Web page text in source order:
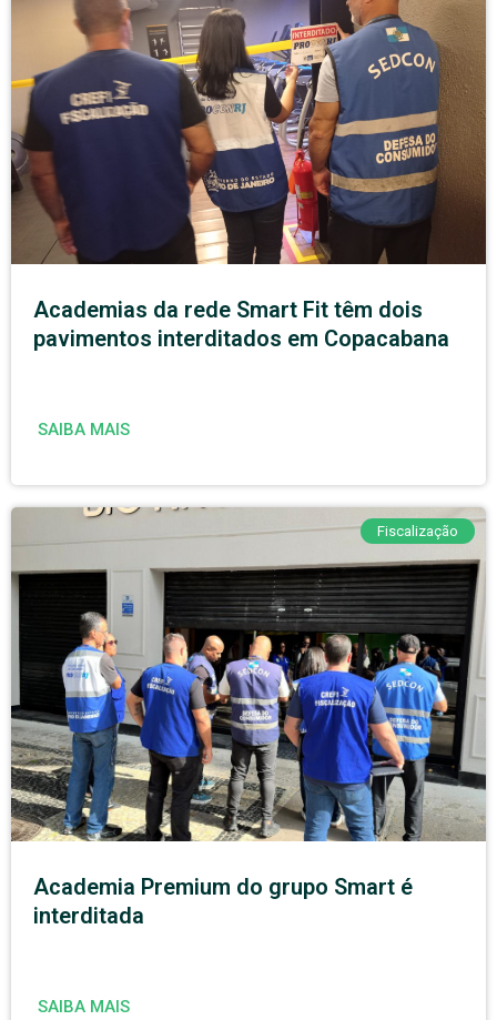
Academias da rede Smart Fit têm dois
pavimentos interditados em Copacabana
SAIBA MAIS
Fiscalização
Academia Premium do grupo Smart é
interditada
SAIBA MAIS